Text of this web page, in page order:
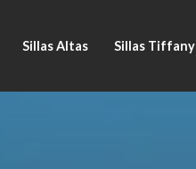
Sillas Altas Sillas Tiffany